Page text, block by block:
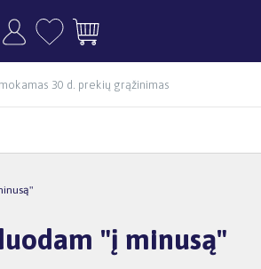
30 d. prekių grąžinimas
"į minusą"